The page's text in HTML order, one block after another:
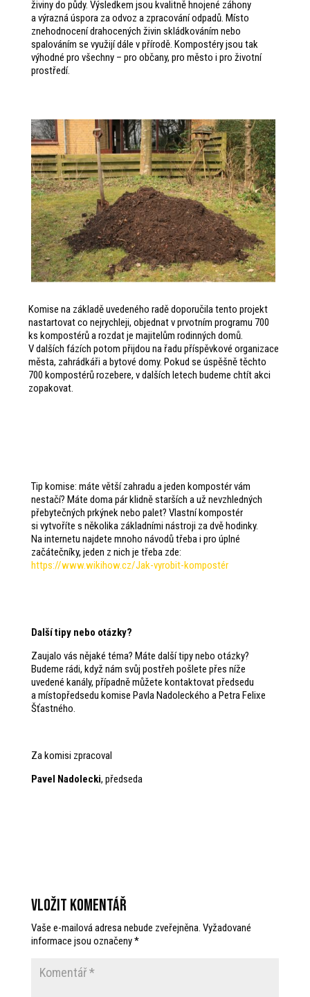
živiny do půdy. Výsledkem jsou kvalitně hnojené záhony
a výrazná úspora za odvoz a zpracování odpadů. Místo
znehodnocení drahocených živin skládkováním nebo
spalováním se využijí dále v přírodě. Kompostéry jsou tak
výhodné pro všechny – pro občany, pro město i pro životní
prostředí.
Komise na základě uvedeného radě doporučila tento projekt
nastartovat co nejrychleji, objednat v prvotním programu 700
ks kompostérů a rozdat je majitelům rodinných domů.
V dalších fázích potom přijdou na řadu příspěvkové organizace
města, zahrádkáři a bytové domy. Pokud se úspěšně těchto
700 kompostérů rozebere, v dalších letech budeme chtít akci
zopakovat.
Tip komise: máte větší zahradu a jeden kompostér vám
nestačí? Máte doma pár klidně starších a už nevzhledných
přebytečných prkýnek nebo palet? Vlastní kompostér
si vytvoříte s několika základními nástroji za dvě hodinky.
Na internetu najdete mnoho návodů třeba i pro úplné
začátečníky, jeden z nich je třeba zde:
https://www.wikihow.cz/Jak-vyrobit-kompostér
Další tipy nebo otázky?
Zaujalo vás nějaké téma? Máte další tipy nebo otázky?
Budeme rádi, když nám svůj postřeh pošlete přes níže
uvedené kanály, případně můžete kontaktovat předsedu
a místopředsedu komise Pavla Nadoleckého a Petra Felixe
Šťastného.
Za komisi zpracoval
Pavel Nadolecki, předseda
Vložit komentář
Vaše e-mailová adresa nebude zveřejněna. Vyžadované
informace jsou označeny*